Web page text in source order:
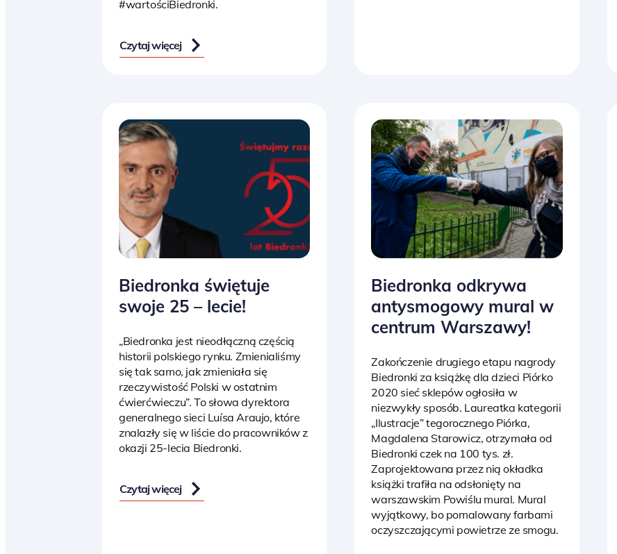
#wartościBiedronki.
Czytaj więcej
Biedronka świętuje
swoje 25 – lecie!
„Biedronka jest nieodłączną częścią
historii polskiego rynku. Zmienialiśmy
się tak samo, jak zmieniała się
rzeczywistość Polski w ostatnim
ćwierćwieczu”. To słowa dyrektora
generalnego sieci Luísa Araujo, które
znalazły się w liście do pracowników z
okazji 25-lecia Biedronki.
Czytaj więcej
Biedronka odkrywa
antysmogowy mural w
centrum Warszawy!
Zakończenie drugiego etapu nagrody
Biedronki za książkę dla dzieci Piórko
2020 sieć sklepów ogłosiła w
niezwykły sposób. Laureatka kategorii
„Ilustracje” tegorocznego Piórka,
Magdalena Starowicz, otrzymała od
Biedronki czek na 100 tys. zł.
Zaprojektowana przez nią okładka
książki trafiła na odsłonięty na
warszawskim Powiślu mural. Mural
wyjątkowy, bo pomalowany farbami
oczyszczającymi powietrze ze smogu.